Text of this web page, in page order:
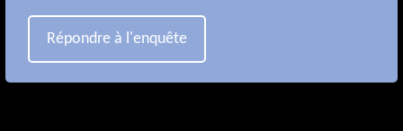
Répondre à l'enquête